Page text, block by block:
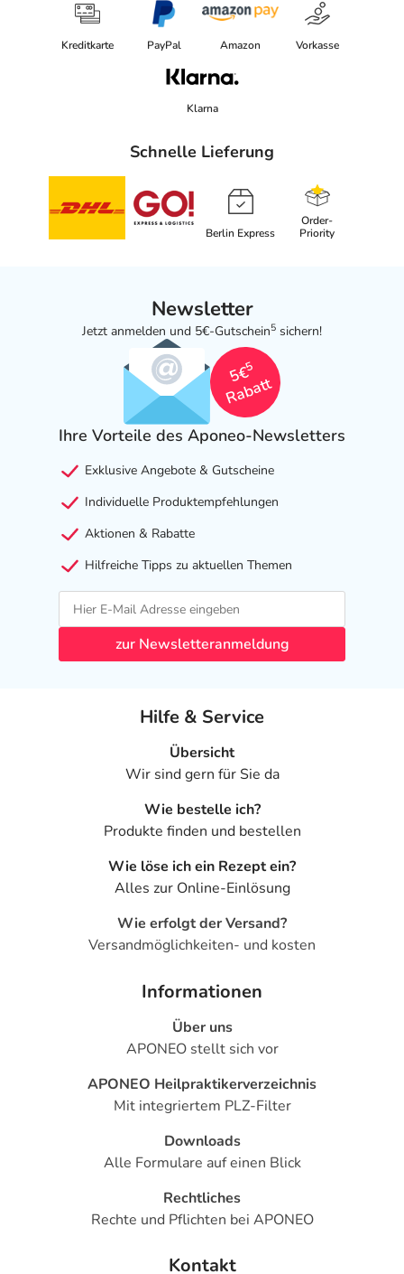
Kreditkarte PayPal Amazon Vorkasse
Klarna
Schnelle Lieferung
Berlin Express
Order-
Priority
Newsletter
Jetzt anmelden und 5€-Gutschein5 sichern!
5€
5
Rabatt
Ihre Vorteile des Aponeo-Newsletters
Exklusive Angebote & Gutscheine
Individuelle Produktempfehlungen
Aktionen & Rabatte
Hilfreiche Tipps zu aktuellen Themen
zur Newsletteranmeldung
Hilfe & Service
Übersicht
Wir sind gern für Sie da
Wie bestelle ich?
Produkte finden und bestellen
Wie löse ich ein Rezept ein?
Alles zur Online-Einlösung
Wie erfolgt der Versand?
Versandmöglichkeiten- und kosten
Informationen
Über uns
APONEO stellt sich vor
APONEO Heilpraktikerverzeichnis
Mit integriertem PLZ-Filter
Downloads
Alle Formulare auf einen Blick
Rechtliches
Rechte und Pflichten bei APONEO
Kontakt